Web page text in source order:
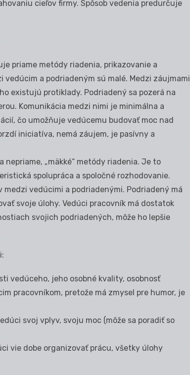
cieľov firmy. Spôsob vedenia predurčuje
priame metódy riadenia, prikazovanie a
a podriadeným sú malé. Medzi záujmami
existujú protiklady. Podriadený sa pozerá na
Komunikácia medzi nimi je minimálna a
čo umožňuje vedúcemu budovať moc nad
iniciatíva, nemá záujem, je pasívny a
nepriame, „mäkké“ metódy riadenia. Je to
spolupráca a spoločné rozhodovanie.
vedúcimi a podriadenými. Podriadený má
svoje úlohy. Vedúci pracovník má dostatok
svojich podriadených, môže ho lepšie
vedúceho, jeho osobné kvality, osobnosť
pracovníkom, pretože má zmysel pre humor, je
svoj vplyv, svoju moc (môže sa poradiť so
vie dobe organizovať prácu, všetky úlohy